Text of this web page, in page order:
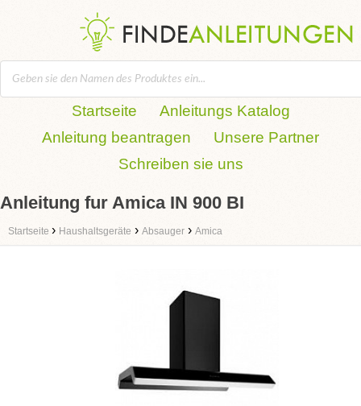
Startseite
Anleitungs Katalog
Anleitung beantragen
Unsere Partner
Schreiben sie uns
Anleitung fur Amica IN 900 BI
Startseite › Haushaltsgeräte › Absauger › Amica